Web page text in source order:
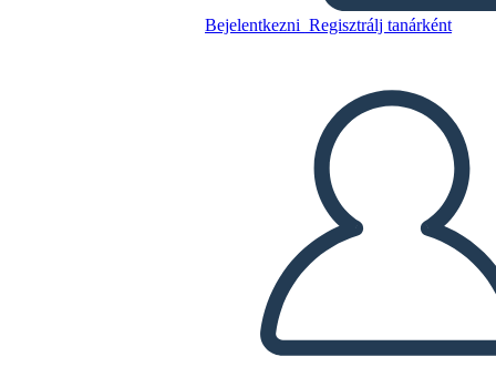
Bejelentkezni Regisztrálj tanárként
Másolja ezt a forgatókönyvet
DIAVETÍTÉS LEJÁTSZÁSA
OLVASS NEKEM